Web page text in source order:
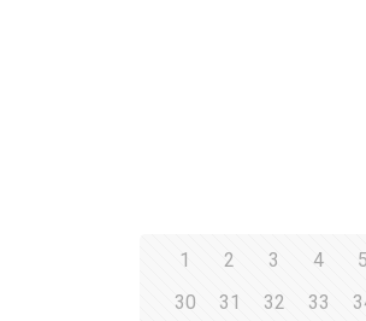
1 2 3 4 5
30
31 32 33